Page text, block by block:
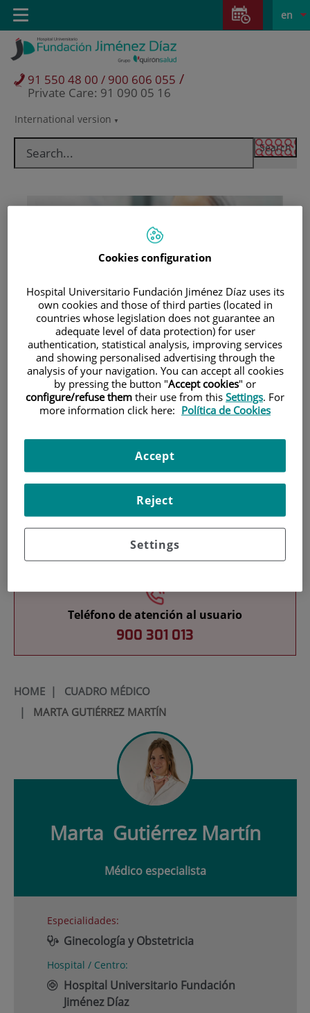
Jump to content
Jump
content
Language
selector
Active
en
International version
91 550 48 00 / 900 606 055 /
Private Care: 91 090 05 16
Toggle
navigation
Patients and visitors
Research
Teléfono de atención al usuario
900 301 013
HOME| CUADRO MÉDICO
| MARTA GUTIÉRREZ MARTÍN
Marta Gutiérrez Martín
Médico especialista
Especialidades:
Ginecología y Obstetricia
Hospital / Centro:
Hospital Universitario Fundación
Jiménez Díaz
Cookies configuration
Hospital Universitario Fundación Jiménez Díaz uses its
own cookies and those of third parties (located in
countries whose legislation does not guarantee an
adequate level of data protection) for user
authentication, statistical analysis, improving services
and showing personalised advertising through the
analysis of your navigation. You can accept all cookies
by pressing the button "Accept cookies" or
configure/refuse them their use from this Settings. For
more information click here: Política de Cookies
Settings
Reject
Accept